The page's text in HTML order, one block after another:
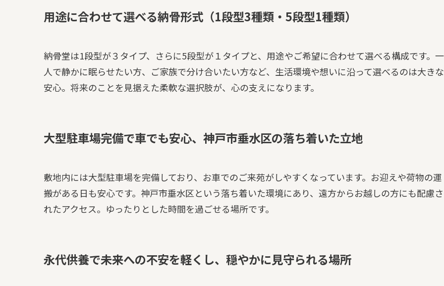
用途に合わせて選べる納骨形式（1段型3種類・5段型1種類）
納骨堂は1段型が３タイプ、さらに5段型が１タイプと、用途やご希望に合わせて選べる構成です。一
人で静かに眠らせたい方、ご家族で分け合いたい方など、生活環境や想いに沿って選べるのは大きな
安心。将来のことを見据えた柔軟な選択肢が、心の支えになります。
大型駐車場完備で車でも安心、神戸市垂水区の落ち着いた立地
敷地内には大型駐車場を完備しており、お車でのご来苑がしやすくなっています。お迎えや荷物の運
搬がある日も安心です。神戸市垂水区という落ち着いた環境にあり、遠方からお越しの方にも配慮さ
れたアクセス。ゆったりとした時間を過ごせる場所です。
永代供養で未来への不安を軽くし、穏やかに見守られる場所